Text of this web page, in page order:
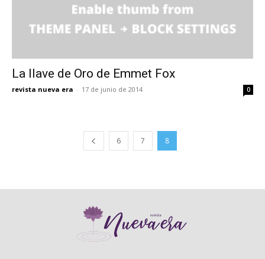
La llave de Oro de Emmet Fox
revista nueva era - 17 de junio de 2014 0
6 7 8